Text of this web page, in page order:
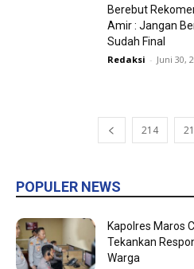
Berebut
Amir : Jangan
Sudah Final
Redaksi - Juni 30,
214
POPULER NEWS
Kapolres Maros
Tekankan
Warga